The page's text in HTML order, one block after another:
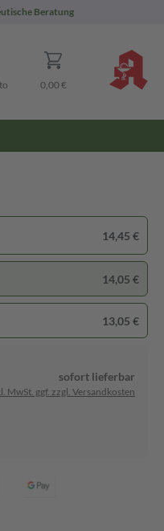
Beratung
0,00 €
14,45 €
14,05 €
13,05 €
sofort lieferbar
MwSt. ggf. zzgl. Versandkosten